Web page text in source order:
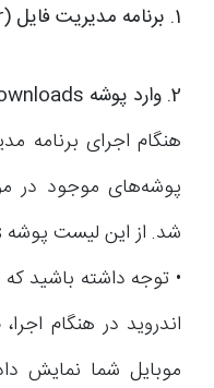
1. برنامه مدیریت فایل (File Manager) را اجرا کنید.
2. وارد پوشه Downloads شوید.
هنگام اجرای برنامه
پوشه‌های موجود در
شد. از این لیست پوشه Downloads را انتخاب کنید.
• توجه داشته باشید
اندروید در هنگام
موبایل شما نمایش